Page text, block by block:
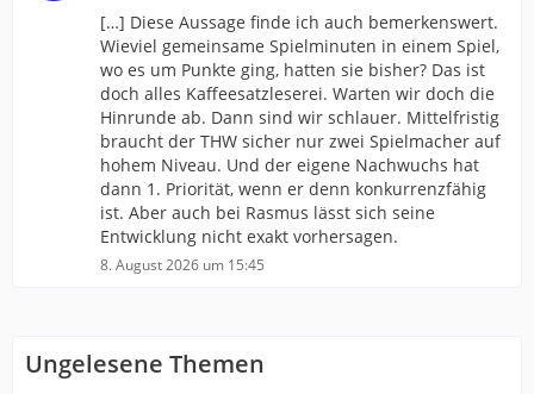
[…] Diese Aussage finde ich auch bemerkenswert.
Wieviel gemeinsame Spielminuten in einem Spiel,
wo es um Punkte ging, hatten sie bisher? Das ist
doch alles Kaffeesatzleserei. Warten wir doch die
Hinrunde ab. Dann sind wir schlauer. Mittelfristig
braucht der THW sicher nur zwei Spielmacher auf
hohem Niveau. Und der eigene Nachwuchs hat
dann 1. Priorität, wenn er denn konkurrenzfähig
ist. Aber auch bei Rasmus lässt sich seine
Entwicklung nicht exakt vorhersagen.
8. August 2026 um 15:45
Ungelesene Themen